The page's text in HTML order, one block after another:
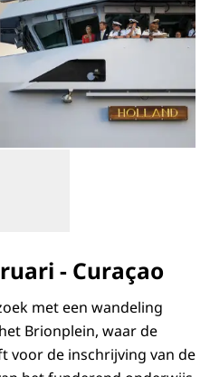
in vergrote weergave
in vergrote weergave
Open de galerij in vergrote
- Curaçao
met een wandeling
Brionplein, waar de
voor de inschrijving van de